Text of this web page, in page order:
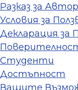
Разказ за
Условия за
Декларация за
Студенти
Достъпност
Вашите